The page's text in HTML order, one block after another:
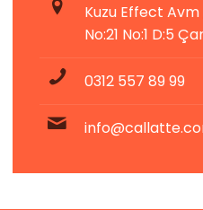
Kuzu Effect Avm
No:21 No:1 D:5
0312 557 89 99